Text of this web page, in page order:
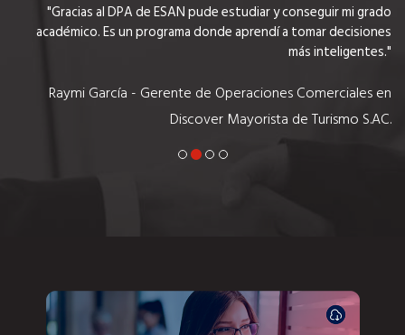
"Gracias al DPA de ESAN pude estudiar y conseguir mi grado
académico. Es un programa donde aprendí a tomar decisiones
más inteligentes."
Raymi García - Gerente de Operaciones Comerciales en
Discover Mayorista de Turismo S.AC.